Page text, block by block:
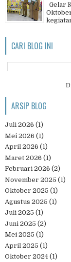
Gelar
CARI BLOG INI
ARSIP BLOG
Juli 2026 (1)
Mei 2026 (1)
April 2026 (1)
Maret 2026 (1)
Februari 2026 (2)
November 2025 (1)
Oktober 2025 (1)
Agustus 2025 (1)
Juli 2025 (1)
Juni 2025 (2)
Mei 2025 (1)
April 2025 (1)
Oktober 2024 (1)